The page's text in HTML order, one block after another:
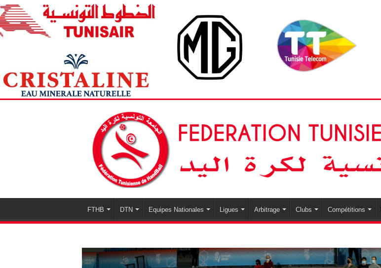
FTHB DTN Equipes Nationales Ligues Arbitrage Clubs Compétitions